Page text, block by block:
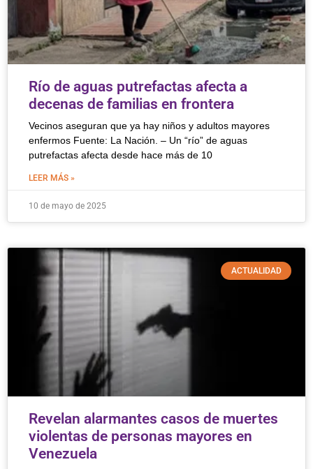
Río de aguas putrefactas afecta a
decenas de familias en frontera
Vecinos aseguran que ya hay niños y adultos mayores
enfermos Fuente: La Nación. – Un “río” de aguas
putrefactas afecta desde hace más de 10
LEER MÁS »
10 de mayo de 2025
ACTUALIDAD
Revelan alarmantes casos de muertes
violentas de personas mayores en
Venezuela